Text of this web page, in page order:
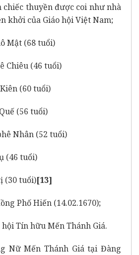
chiếc thuyền được coi như nhà
khởi của Giáo hội Việt Nam;
Mật (68 tuổi)
Chiêu (46 tuổi)
(60 tuổi)
(56 tuổi)
Nhân (52 tuổi)
(46 tuổi)
(30 tuổi)[13]
Phố Hiến (14.02.1670);
Tín hữu Mến Thánh Giá.
Nữ Mến Thánh Giá tại Đàng